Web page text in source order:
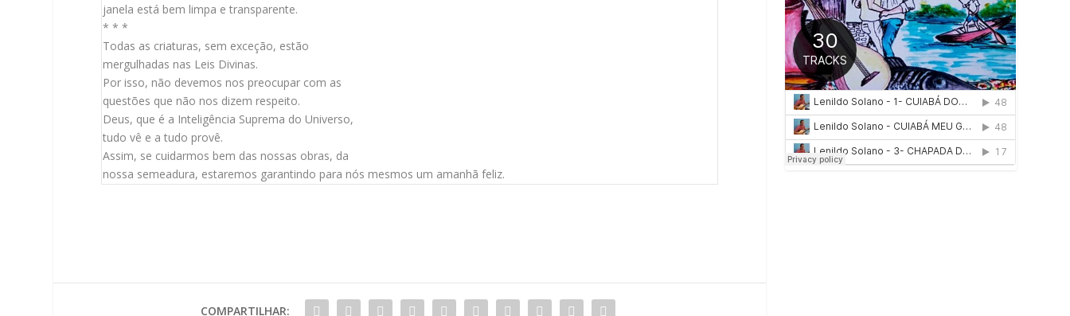
janela está bem limpa e transparente.
* * *
Todas as criaturas, sem exceção, estão
mergulhadas nas Leis Divinas.
Por isso, não devemos nos preocupar com as
questões que não nos dizem respeito.
Deus, que é a Inteligência Suprema do Universo,
tudo vê e a tudo provê.
Assim, se cuidarmos bem das nossas obras, da
nossa semeadura, estaremos garantindo para nós mesmos um amanhã feliz.
COMPARTILHAR: